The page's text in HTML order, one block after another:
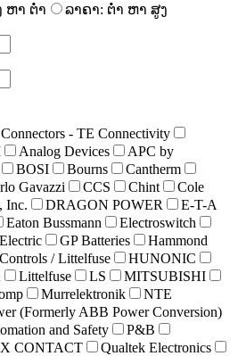
ຫາ ຕໍ່າ
ລາຄາ: ຕໍ່າ ຫາ ສູງ
- TE Connectivity
Analog Devices
APC by
BOSI Bourns
Cantherm
Gavazzi CCS Chint
Cole
Inc. DRAGON POWER
E-T-A
Eaton Bussmann
Electroswitch
GP Batteries
Hammond
/ Littelfuse
HUNONIC
Littelfuse LS
MITSUBISHI
Murrelektronik
NTE
(Formerly ABB Power Conversion)
and Safety
P&B
CONTACT
Qualtek Electronics